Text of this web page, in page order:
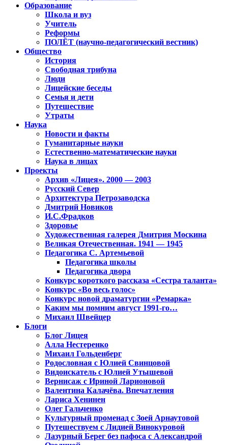
Образование
Школа и вуз
Учитель
Реформы
ПОЛЁТ (научно-педагогический вестник)
Общество
История
Свободная трибуна
Люди
Лицейские беседы
Семья и дети
Путешествие
Утраты
Наука
Новости и факты
Гуманитарные науки
Естественно-математические науки
Наука в лицах
Проекты
Архив «Лицея». 2000 — 2003
Русский Север
Архитектура Петрозаводска
Дмитрий Новиков
И.С.Фрадков
Здоровье
Художественная галерея Дмитрия Москина
Великая Отечественная. 1941 — 1945
Педагогика С. Артемьевой
Педагогика школы
Педагогика двора
Конкурс короткого рассказа «Сестра таланта»
Конкурс «Во весь голос»
Конкурс новой драматургии «Ремарка»
Каким мы помним август 1991-го…
Михаил Швейцер
Блоги
Блог Лицея
Алла Нестеренко
Михаил Гольденберг
Родословная с Юлией Свинцовой
Видоискатель с Юлией Утышевой
Вернисаж с Ириной Ларионовой
Валентина Калачёва. Впечатления
Лариса Хенинен
Олег Гальченко
Культурный променад с Зоей Арнаутовой
Путешествуем с Лидией Винокуровой
Лазурный Берег без пафоса с Александрой